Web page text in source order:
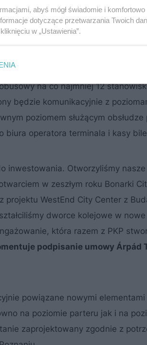
będą miały powierzchnie 16
przedłużenie Centrum
Na poziomie gruntu
na co najmniej 12
będzie komunikacyjnie z
poziomem służącym
biura operatora terminala i kasy
inwestowania. Otworzyliśmy
w zeszłym roku Bonarki
WestEnd City Center z
dworce kolejowe w
która razem z PKP
podpisanie umowy Árpád
powiązane nowymi elementami
na poziomie parteru jak i na
zaprojektowany zgodnie z
abyś mógł świadomie i
dotyczące przetwarzania Twoich
w „Ustawienia”.